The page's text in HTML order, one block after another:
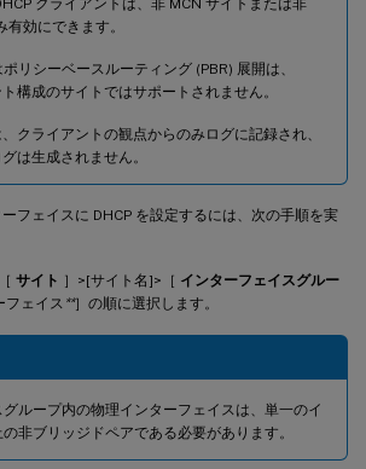
有効にできます。
リシーベースルーティング (PBR) 展開は、
構成のサイトではサポートされません。
クライアントの観点からのみログに記録され、
は生成されません。
フェイスに DHCP を設定するには、次の手順を実
サイト ］>[サイト名]>［ インターフェイスグルー
フェイス **］の順に選択します。
ループ内の物理インターフェイスは、単一のイ
非ブリッジドペアである必要があります。